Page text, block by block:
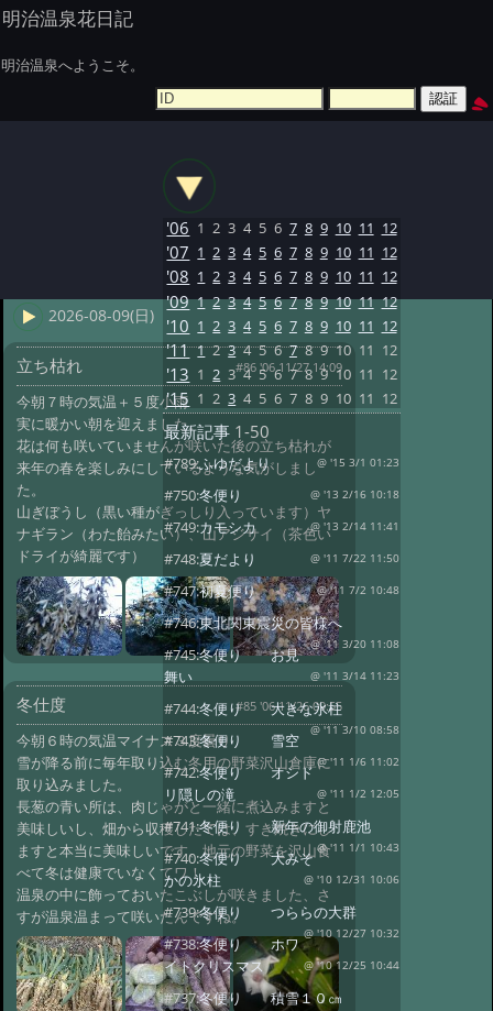
明治温泉花日記
明治温泉へようこそ。
2026-08-09(日)
立ち枯れ #86 '06 11/27 14:09
今朝７時の気温＋５度小雨
実に暖かい朝を迎えました。
花は何も咲いていませんが咲いた後の立ち枯れが
来年の春を楽しみにしているような気がしまし
た。
山ぎぼうし（黒い種がぎっしり入っています）ヤ
ナギラン（わた飴みたい）、山アジサイ（茶色い
ドライが綺麗です）
冬仕度 #85 '06 11/26 09:55
今朝６時の気温マイナス３度曇り
雪が降る前に毎年取り込む冬用の野菜沢山倉庫に
取り込みました。
長葱の青い所は、肉じゃがと一緒に煮込みますと
美味しいし、畑から収穫したては、すき焼きにし
ますと本当に美味しいです、地元の野菜を沢山食
べて冬は健康でいなくてワ！
温泉の中に飾っておいたこぶしが咲きました、さ
すが温泉温まって咲いたんですね。
'06 1 2 3 4 5 6 7 8 9 10 11 12
'07 1 2 3 4 5 6 7 8 9 10 11 12
'08 1 2 3 4 5 6 7 8 9 10 11 12
'09 1 2 3 4 5 6 7 8 9 10 11 12
'10 1 2 3 4 5 6 7 8 9 10 11 12
'11 1 2 3 4 5 6 7 8 9 10 11 12
'13 1 2 3 4 5 6 7 8 9 10 11 12
'15 1 2 3 4 5 6 7 8 9 10 11 12
最新記事 1-50
#789:ふゆだより @ '15 3/1 01:23
#750:冬便り @ '13 2/16 10:18
#749:カモシカ @ '13 2/14 11:41
#748:夏だより @ '11 7/22 11:50
#747:初夏便り @ '11 7/2 10:48
#746:東北関東震災の皆様へ
@ '11 3/20 11:08
#745:冬便り お見
舞い
@ '11 3/14 11:23
#744:冬便り 大きな氷柱
@ '11 3/10 08:58
#743:冬便り 雪空
@ '11 1/6 11:02
#742:冬便り オシド
リ隠しの滝
@ '11 1/2 12:05
#741:冬便り 新年の御射鹿池
@ '11 1/1 10:43
#740:冬便り 大みそ
かの氷柱
@ '10 12/31 10:06
#739:冬便り つららの大群
@ '10 12/27 10:32
#738:冬便り ホワ
イトクリスマス
@ '10 12/25 10:44
#737:冬便り 積雪１０㎝